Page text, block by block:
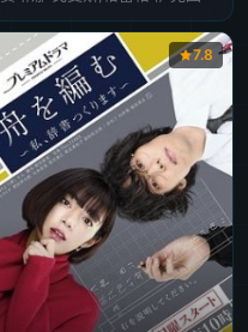
7.8